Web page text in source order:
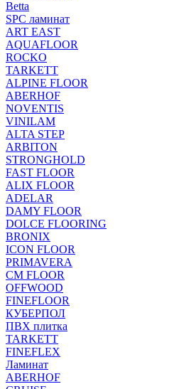
Betta
SPC ламинат
ART EAST
AQUAFLOOR
ROCKO
TARKETT
ALPINE FLOOR
ABERHOF
NOVENTIS
VINILAM
ALTA STEP
ARBITON
STRONGHOLD
FAST FLOOR
ALIX FLOOR
ADELAR
DAMY FLOOR
DOLCE FLOORING
BRONIX
ICON FLOOR
PRIMAVERA
CM FLOOR
OFFWOOD
FINEFLOOR
КУБЕРПОЛ
ПВХ плитка
TARKETT
FINEFLEX
Ламинат
ABERHOF